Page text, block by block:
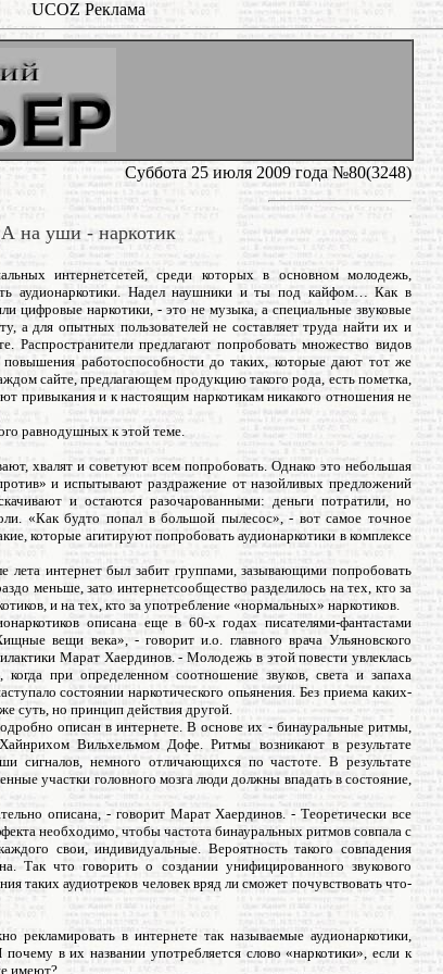
UCOZ Реклама
Суббота 25 июля 2009 года №80(3248)
А на уши - наркотик
интернетсетей, среди которых в основном молодежь,
аудионаркотики. Надел наушники и ты под кайфом… Как в
цифровые наркотики, - это не музыка, а специальные звуковые
а для опытных пользователей не составляет труда найти их и
Распространители предлагают попробовать множество видов
работоспособности до таких, которые дают тот же
сайте, предлагающем продукцию такого рода, есть пометка,
привыкания и к настоящим наркотикам никакого отношения не
равнодушных к этой теме.
хвалят и советуют всем попробовать. Однако это небольшая
и испытывают раздражение от назойливых предложений
и остаются разочарованными: деньги потратили, но
«Как будто попал в большой пылесос», - вот самое точное
которые агитируют попробовать аудионаркотики в комплексе
лета интернет был забит группами, зазывающими попробовать
меньше, зато интернетсообщество разделилось на тех, кто за
и на тех, кто за употребление «нормальных» наркотиков.
описана еще в 60-х годах писателями-фантастами
вещи века», - говорит и.о. главного врача Ульяновского
Марат Хаердинов. - Молодежь в этой повести увлеклась
при определенном соотношение звуков, света и запаха
состоянии наркотического опьянения. Без приема каких-
суть, но принцип действия другой.
описан в интернете. В основе их - бинауральные ритмы,
Вильхельмом Дофе. Ритмы возникают в результате
сигналов, немного отличающихся по частоте. В результате
участки головного мозга люди должны впадать в состояние,
описана, - говорит Марат Хаердинов. - Теоретически все
необходимо, чтобы частота бинауральных ритмов совпала с
свои, индивидуальные. Вероятность такого совпадения
Так что говорить о создании унифицированного звукового
таких аудиотреков человек вряд ли сможет почувствовать что-
рекламировать в интернете так называемые аудионаркотики,
в их названии употребляется слово «наркотики», если к
имеют?